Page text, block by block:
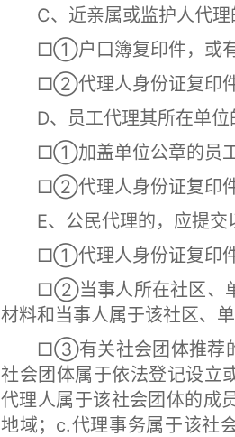
C、近亲属或监护人代理
□①户口簿复印件，或有
□②代理人身份证复印
D、员工代理其所在单位
□①加盖单位公章的员工
□②代理人身份证复印
E、公民代理的，应提交
□①代理人身份证复印
□②当事人所在社区、单
材料和当事人属于该社区、
□③有关社会团体推荐的
社会团体属于依法登记设立
代理人属于该社会团体的成
地域；c.代理事务属于该社